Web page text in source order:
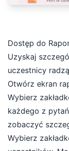
Dostęp do
Uzyskaj
uczestnicy
Otwórz ekran
Wybierz
każdego z
zobaczyć
Wybierz